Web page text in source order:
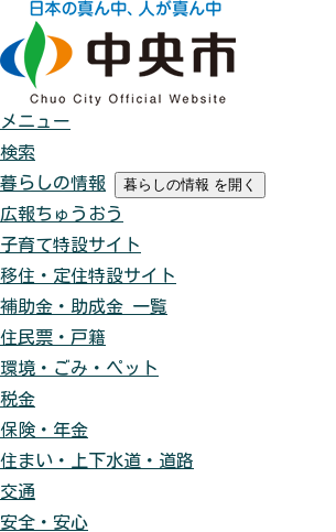
メニュー
検索
暮らしの情報
暮らしの情報 を開く
広報ちゅうおう
子育て特設サイト
移住・定住特設サイト
補助金・助成金 一覧
住民票・戸籍
環境・ごみ・ペット
税金
保険・年金
住まい・上下水道・道路
交通
安全・安心